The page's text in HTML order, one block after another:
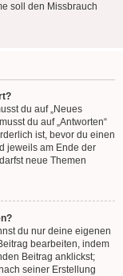
soll den Missbrauch
du auf „Neues
du auf „Antworten“
ist, bevor du einen
jeweils am Ende der
neue Themen
du nur deine eigenen
bearbeiten, indem
Beitrag anklickst;
seiner Erstellung